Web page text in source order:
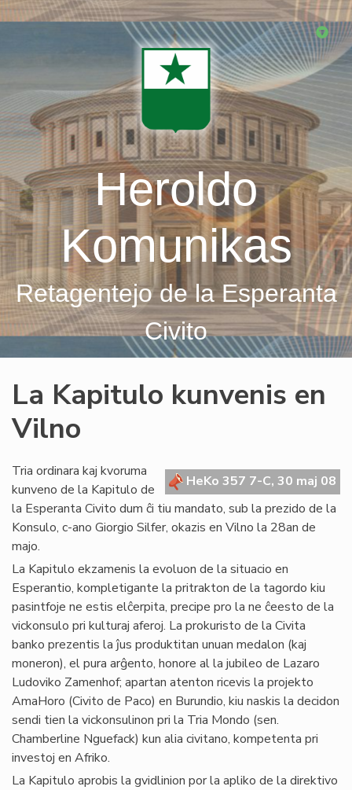
Skip
Heroldo
Komunikas
Retagentejo de la Esperanta
Civito
La Kapitulo kunvenis en
Vilno
HeKo 357 7-C, 30 maj 08
Tria ordinara kaj kvoruma
kunveno de la Kapitulo de
la Esperanta Civito dum ĉi tiu mandato, sub la prezido de la
Konsulo, c-ano Giorgio Silfer, okazis en Vilno la 28an de
majo.
La Kapitulo ekzamenis la evoluon de la situacio en
Esperantio, kompletigante la pritrakton de la tagordo kiu
pasintfoje ne estis elĉerpita, precipe pro la ne ĉeesto de la
vickonsulo pri kulturaj aferoj. La prokuristo de la Civita
banko prezentis la ĵus produktitan unuan medalon (kaj
moneron), el pura arĝento, honore al la jubileo de Lazaro
Ludoviko Zamenhof; apartan atenton ricevis la projekto
AmaHoro (Civito de Paco) en Burundio, kiu naskis la decidon
sendi tien la vickonsulinon pri la Tria Mondo (sen.
Chamberline Nguefack) kun alia civitano, kompetenta pri
investoj en Afriko.
La Kapitulo aprobis la gvidlinion por la apliko de la direktivo